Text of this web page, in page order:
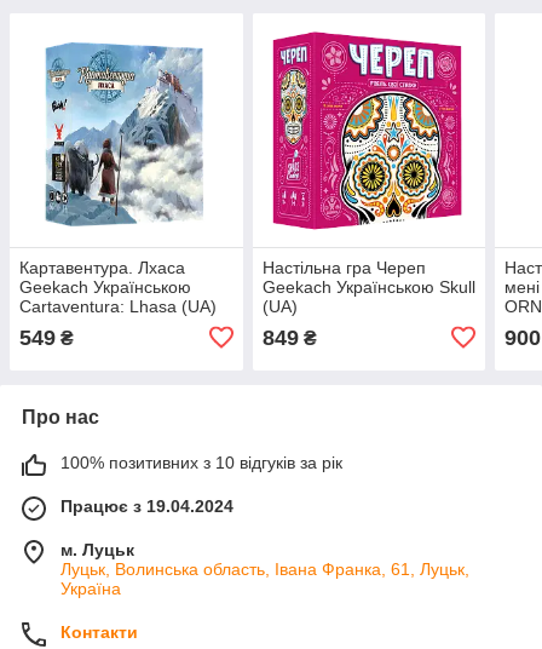
Картавентура. Лхаса
Geekach Українською
Cartaventura: Lhasa (UA)
549 ₴
Настільна гра Череп
Geekach Українською Skull
(UA)
849₴ 900
Про нас
100% позитивних з 10 відгуків за рік
Працює з 19.04.2024
м. Луцьк
Луцьк, Волинська область, Івана Франка, 61, Луцьк,
Україна
Контакти